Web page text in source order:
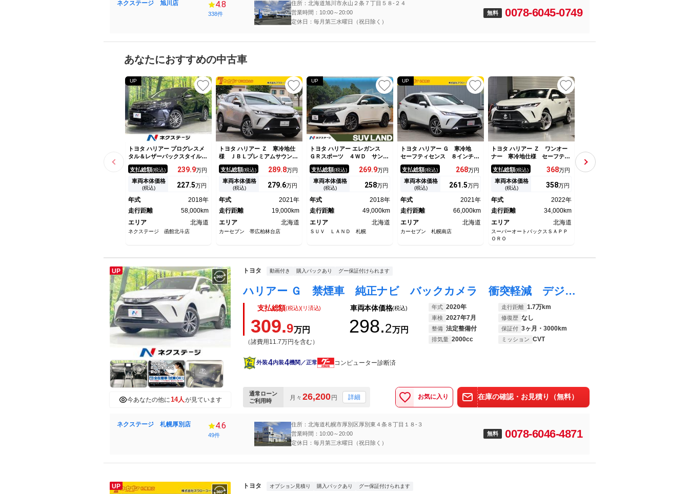
ネクステージ 旭川店 4.8
338件
住所：北海道旭川市永山２条７丁目５８‐２４
営業時間：10:00～20:00
定休日：毎月第三水曜日（祝日除く）
無料 0078-6045-0749
あなたにおすすめの中古車
UP
トヨタ ハリアー プログレスメ
タル＆レザーパックスタイルブ
ルーイッシュ ４ＷＤ モデリ
スタフルエアロ 純正９インチ
ＳＤナビ 全周囲カメラ ＪＢ
Ｌサウンド 寒冷地仕様 トヨ
クルーズ 禁煙車 電動リアゲ
ート レザーシート 前席シー
支払総額(税込) 239.9万円
車両本体価格
(税込) 227.5万円
年式
2018年
走行距離
58,000km
エリア
北海道
ネクステージ 函館北斗店
トヨタ ハリアー Ｚ 寒冷地仕
様 ＪＢＬプレミアムサウン
ド ブラインドスポットモニタ
ー ハンズフリーパワーバック
ドア カラーヘッドアップディ
スプレイ プロジェクター式Ｌ
グ ＥＴＣ バックモニター
支払総額(税込) 289.8万円
車両本体価格
(税込) 279.6万円
年式
2021年
走行距離
19,000km
エリア
北海道
カーセブン 帯広柏林台店
UP
トヨタ ハリアー エレガンス
ＧＲスポーツ ４ＷＤ サンル
ーフ ＢＩＧ－Ｘ１０型ナビ
寒冷地仕様 衝突軽減システ
ム レーダークルーズ バック
カメラ パワーシート ＥＴ
トハイビーム
支払総額(税込) 269.9万円
車両本体価格
(税込) 258万円
年式
2018年
走行距離
49,000km
エリア
北海道
ＳＵＶ ＬＡＮＤ 札幌
UP
トヨタ ハリアー Ｇ 寒冷地
セーフティセンス ８インチデ
ィスプレイオーディオ バック
カメラ デジタルインナミラ
ー ハーフレザ ＥＴＣ ドラ
レコ パワーバックドア プッ
ＥＤヘッドランプ 本州仕入
支払総額(税込) 268万円
車両本体価格
(税込) 261.5万円
年式
2021年
走行距離
66,000km
エリア
北海道
カーセブン 札幌南店
トヨタ ハリアー Ｚ ワンオー
ナー 寒冷地仕様 セーフティ
センス ＧＲエアロ＆マフラ
ー 車高調 ＪＢＬ 純正ＤＰ
オーディオ ナビ フルセグＴ
Ｖ パノラマモニター デジタ
ア ＥＴＣ２．０ ＢＳＭ
支払総額(税込) 368万円
車両本体価格
(税込) 358万円
年式
2022年
走行距離
34,000km
エリア
北海道
スーパーオートバックスＳＡＰＰ
ＯＲＯ
後期型 寒冷地仕様 セーフテ
ィセンス レーダークルーズ
クリアランスソナー ナビ バ
支払総額
UP
今あなたの他に 14人 が見ています
トヨタ 動画付き 購入パックあり グー保証付けられます
ハリアー Ｇ 禁煙車 純正ナビ バックカメラ 衝突軽減 デジタルインナーミラー パワーバックドア パワーシート 寒冷地仕様 ＡＣ１００Ｖ電源 レーダークルーズ 純正１８ＡＷ ＬＥＤヘッド・フォグ ＥＴＣ
支払総額(税込)(リ済込)
309.9万円
（諸費用11.7万円を含む）
車両本体価格(税込)
298.2万円
年式 2020年 走行距離 1.7万km
車検 2027年7月 修復歴 なし
整備 法定整備付 保証付 3ヶ月・3000km
排気量 2000cc ミッション CVT
外装4内装4機関／正常 コンピューター診断済
通常ローン
ご利用時
月々 26,200 円 詳細 お気に入り 在庫の確認・お見積り（無料）
ネクステージ 札幌厚別店 4.6
49件
住所：北海道札幌市厚別区厚別東４条８丁目１８‐３
営業時間：10:00～20:00
定休日：毎月第三水曜日（祝日除く）
無料 0078-6046-4871
UP トヨタ オプション見積り 購入パックあり グー保証付けられます